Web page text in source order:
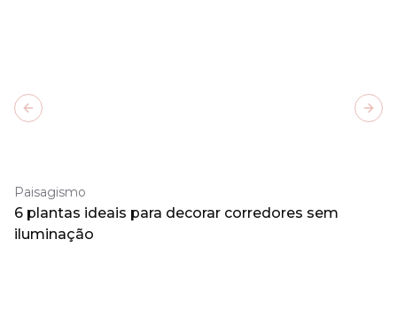
Paisagismo
6 plantas ideais para decorar corredores sem
iluminação
Previous slide